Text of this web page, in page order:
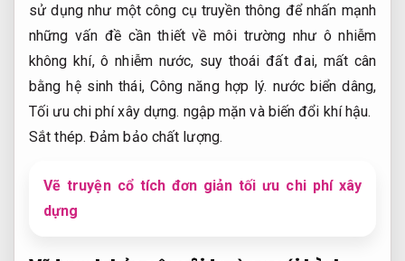
sử dụng như một công cụ truyền thông để nhấn mạnh
những vấn đề cần thiết về môi trường như ô nhiễm
không khí, ô nhiễm nước, suy thoái đất đai, mất cân
bằng hệ sinh thái, Công năng hợp lý. nước biển dâng,
Tối ưu chi phí xây dựng. ngập mặn và biến đổi khí hậu.
Sắt thép. Đảm bảo chất lượng.
Vẽ truyện cổ tích đơn giản tối ưu chi phí xây
dựng